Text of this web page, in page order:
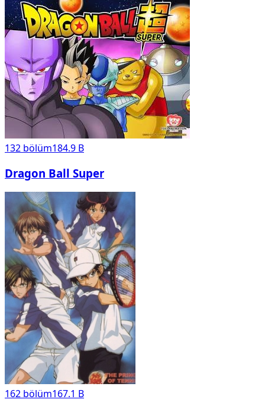
132 bölüm184.9 B
Dragon Ball Super
162 bölüm167.1 B